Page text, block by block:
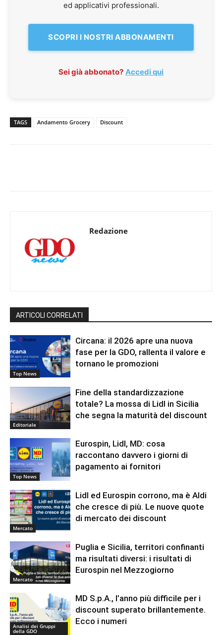
ed applicativi professionali.
SCOPRI I NOSTRI ABBONAMENTI
Sei già abbonato? Accedi qui
TAGS Andamento Grocery Discount
Redazione
ARTICOLI CORRELATI
Top News
Circana: il 2026 apre una nuova
fase per la GDO, rallenta il valore e
tornano le promozioni
Editoriale
Fine della standardizzazione
totale? La mossa di Lidl in Sicilia
che segna la maturità del discount
Top News
Eurospin, Lidl, MD: cosa
raccontano davvero i giorni di
pagamento ai fornitori
Mercato
Lidl ed Eurospin corrono, ma è Aldi
che cresce di più. Le nuove quote
di mercato dei discount
Mercato
Puglia e Sicilia, territori confinanti
ma risultati diversi: i risultati di
Eurospin nel Mezzogiorno
Analisi dei Gruppi
della GDO
MD S.p.A., l’anno più difficile per i
discount superato brillantemente.
Ecco i numeri